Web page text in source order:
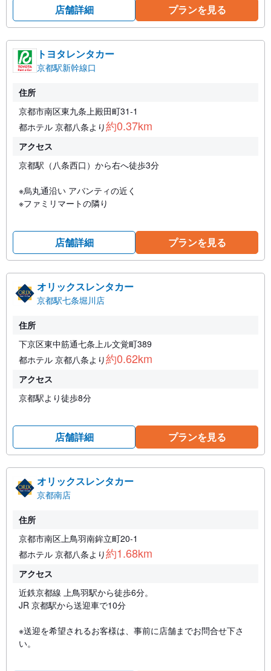
店舗詳細 プランを見る
トヨタレンタカー
京都駅新幹線口
住所
京都市南区東九条上殿田町31-1
都ホテル 京都八条より約0.37km
アクセス
京都駅（八条西口）から右へ徒歩3分
※烏丸通沿い アバンティの近く
※ファミリマートの隣り
店舗詳細 プランを見る
オリックスレンタカー
京都駅七条堀川店
住所
下京区東中筋通七条上ル文覚町389
都ホテル 京都八条より約0.62km
アクセス
京都駅より徒歩8分
店舗詳細 プランを見る
オリックスレンタカー
京都南店
住所
京都市南区上鳥羽南鉾立町20-1
都ホテル 京都八条より約1.68km
アクセス
近鉄京都線 上鳥羽駅から徒歩6分。
JR 京都駅から送迎車で10分
※送迎を希望されるお客様は、事前に店舗までお問合せ下さ
い。